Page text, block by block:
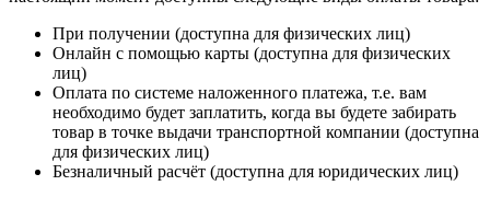
При получении (доступна для физических лиц)
Онлайн с помощью карты (доступна для физических
лиц)
Оплата по системе наложенного платежа, т.е. вам
необходимо будет заплатить, когда вы будете забирать
товар в точке выдачи транспортной компании (доступна
для физических лиц)
Безналичный расчёт (доступна для юридических лиц)